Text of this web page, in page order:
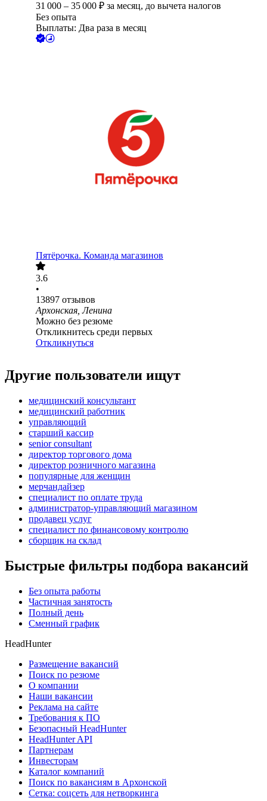
31 000 – 35 000 ₽ за месяц, до вычета налогов
Без опыта
Выплаты: Два раза в месяц
Пятёрочка. Команда магазинов
3.6
•
13897 отзывов
Архонская, Ленина
Можно без резюме
Откликнитесь среди первых
Откликнуться
Другие пользователи ищут
медицинский консультант
медицинский работник
управляющий
старший кассир
senior consultant
директор торгового дома
директор розничного магазина
популярные для женщин
мерчандайзер
специалист по оплате труда
администратор-управляющий магазином
продавец услуг
специалист по финансовому контролю
сборщик на склад
Быстрые фильтры подбора вакансий
Без опыта работы
Частичная занятость
Полный день
Сменный график
HeadHunter
Размещение вакансий
Поиск по резюме
О компании
Наши вакансии
Реклама на сайте
Требования к ПО
Безопасный HeadHunter
HeadHunter API
Партнерам
Инвесторам
Каталог компаний
Поиск по вакансиям в Архонской
Сетка: соцсеть для нетворкинга